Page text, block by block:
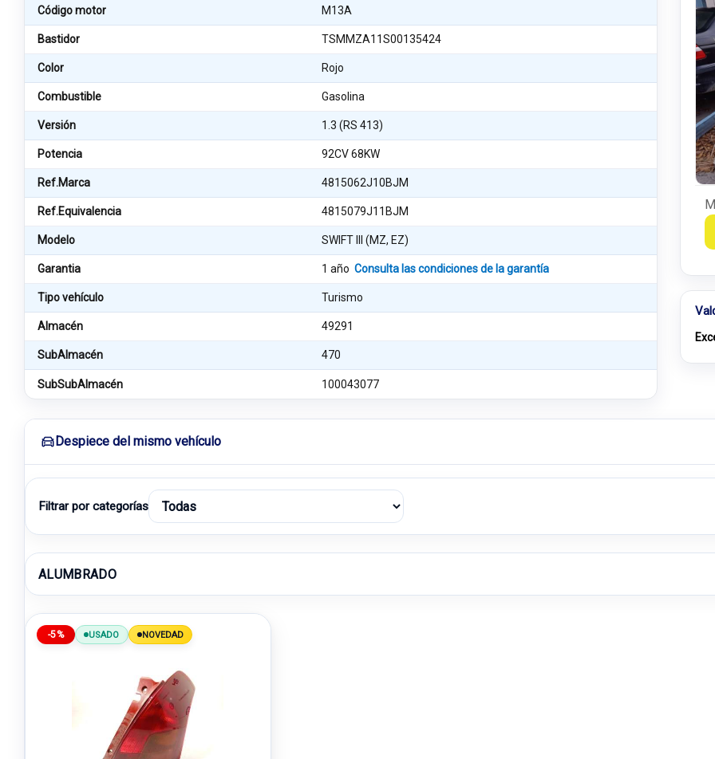
Código motor M13A
Bastidor TSMMZA11S00135424
Color Rojo
Combustible Gasolina
Versión 1.3 (RS 413)
Potencia 92CV 68KW
Ref.Marca 4815062J10BJM
Ref.Equivalencia 4815079J11BJM
Modelo SWIFT III (MZ, EZ)
Garantia 1 añoConsulta las condiciones de la garantía
Tipo vehículo Turismo
Almacén 49291
SubAlmacén 470
SubSubAlmacén 100043077
Despiece del mismo vehículo
Filtrar por categorías
ALUMBRADO
-5% USADO NOVEDAD